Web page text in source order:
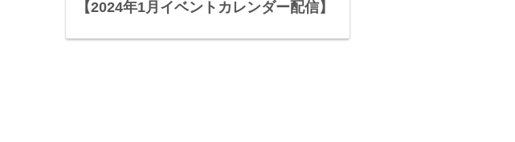
【2024年1月イベントカレンダー配信】